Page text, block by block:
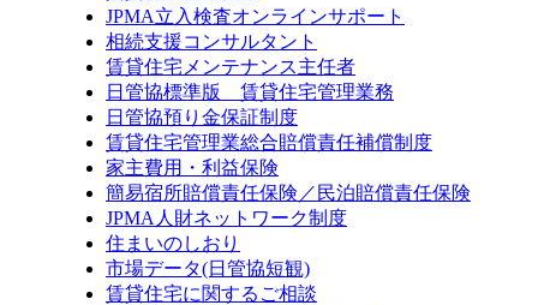
JPMA立入検査オンラインサポート
相続支援コンサルタント
賃貸住宅メンテナンス主任者
日管協標準版 賃貸住宅管理業務
日管協預り金保証制度
賃貸住宅管理業総合賠償責任補償制度
家主費用・利益保険
簡易宿所賠償責任保険／民泊賠償責任保険
JPMA人財ネットワーク制度
住まいのしおり
市場データ(日管協短観)
賃貸住宅に関するご相談